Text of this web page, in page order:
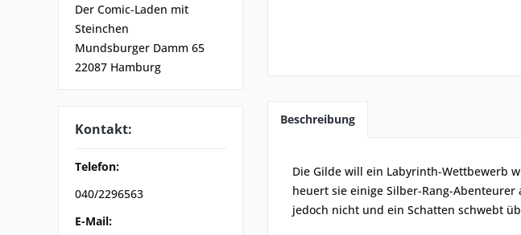
Der Comic-Laden mit
Steinchen
Mundsburger Damm 65
22087 Hamburg
Kontakt:
Telefon:
040/2296563
E-Mail:
Beschreibung
Die Gilde will ein Labyrinth-Wettbewerb
heuert sie einige Silber-Rang-
jedoch nicht und ein Schatten schwebt